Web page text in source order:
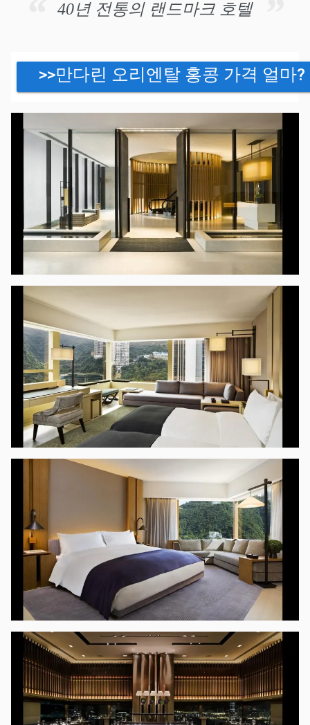
40년 전통의 랜드마크 호텔
>>만다린 오리엔탈 홍콩 가격 얼마?